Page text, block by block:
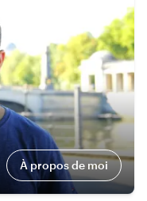
À propos de moi